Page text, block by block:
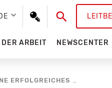
Suchen
DER ARBEIT NEWSCENTER